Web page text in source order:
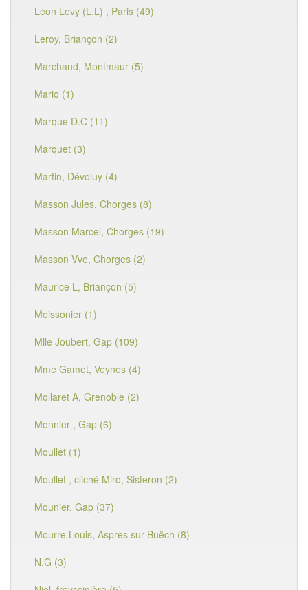
Léon Levy (L.L) , Paris (49)
Leroy, Briançon (2)
Marchand, Montmaur (5)
Mario (1)
Marque D.C (11)
Marquet (3)
Martin, Dévoluy (4)
Masson Jules, Chorges (8)
Masson Marcel, Chorges (19)
Masson Vve, Chorges (2)
Maurice L, Briançon (5)
Meissonier (1)
Mlle Joubert, Gap (109)
Mme Gamet, Veynes (4)
Mollaret A, Grenoble (2)
Monnier , Gap (6)
Moullet (1)
Moullet , cliché Miro, Sisteron (2)
Mounier, Gap (37)
Mourre Louis, Aspres sur Buëch (8)
N.G (3)